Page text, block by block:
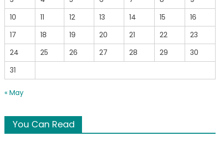
10
11 12 13 14 15
16
17
18 19 20 21 22
23
24
25 26 27 28 29
30
31
« May
You Can Read